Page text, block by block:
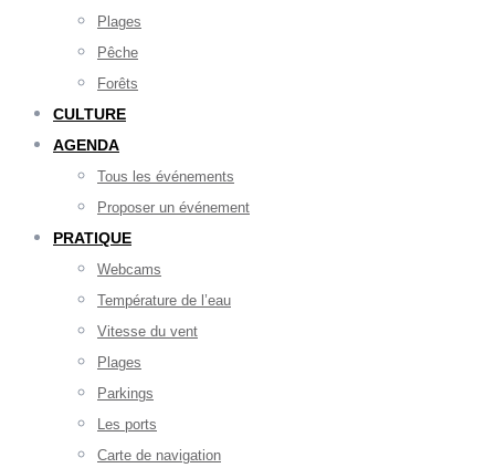
Plages
Pêche
Forêts
CULTURE
AGENDA
Tous les événements
Proposer un événement
PRATIQUE
Webcams
Température de l’eau
Vitesse du vent
Plages
Parkings
Les ports
Carte de navigation